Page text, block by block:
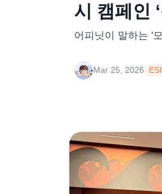
시 캠페인
어피닛이 말하는 '
Mar 25, 2026